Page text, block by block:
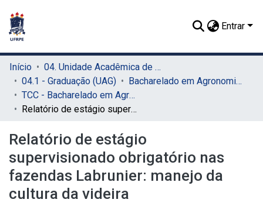
Entrar
Início
04. Unidade Acadêmica de Garanhuns (UAG)
04.1 - Graduação (UAG)
Bacharelado em Agronomia (UAG)
TCC - Bacharelado em Agronomia (UAG)
Relatório de estágio supervisionado obrigatório nas fazendas Labrunier: manejo da cultura da videira
Relatório de estágio
supervisionado obrigatório nas
fazendas Labrunier: manejo da
cultura da videira